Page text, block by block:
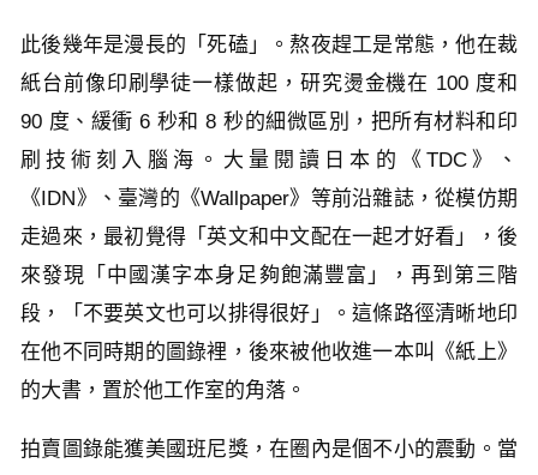
此後幾年是漫長的「死磕」。熬夜趕工是常態，他在裁
紙台前像印刷學徒一樣做起，研究燙金機在 100 度和
90 度、緩衝 6 秒和 8 秒的細微區別，把所有材料和印
刷技術刻入腦海。大量閱讀日本的《TDC》、
《IDN》、臺灣的《Wallpaper》等前沿雜誌，從模仿期
走過來，最初覺得「英文和中文配在一起才好看」，後
來發現「中國漢字本身足夠飽滿豐富」，再到第三階
段，「不要英文也可以排得很好」。這條路徑清晰地印
在他不同時期的圖錄裡，後來被他收進一本叫《紙上》
的大書，置於他工作室的角落。
拍賣圖錄能獲美國班尼獎，在圈內是個不小的震動。當